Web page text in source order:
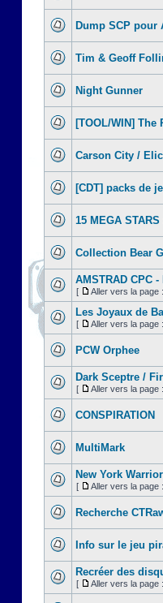
Dump SCP pour
Tim & Geoff
Night Gunner
[TOOL/WIN]
Carson City /
[CDT] packs de
15 MEGA
Collection Bear
AMSTRAD CPC -
[ Aller vers la page :
Les Joyaux de
[ Aller vers la page :
PCW Orphee
Dark Sceptre /
[ Aller vers la page :
CONSPIRATION
MultiMark
New York
[ Aller vers la page :
Recherche
Info sur le jeu
Recréer des
[ Aller vers la page :